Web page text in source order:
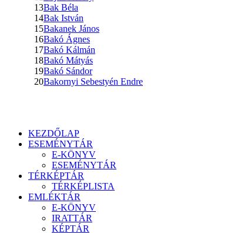
13Bak Béla
14Bak István
15Bakanek János
16Bakó Ágnes
17Bakó Kálmán
18Bakó Mátyás
19Bakó Sándor
20Bakornyi Sebestyén Endre
KEZDŐLAP
ESEMÉNYTÁR
E-KÖNYV
ESEMÉNYTÁR
TÉRKÉPTÁR
TÉRKÉPLISTA
EMLÉKTÁR
E-KÖNYV
IRATTÁR
KÉPTÁR